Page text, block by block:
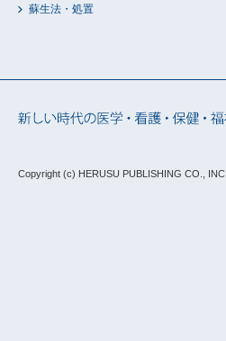
蘇生法・処置
Copyright (c) HERUSU PUBLISHING CO., INC.